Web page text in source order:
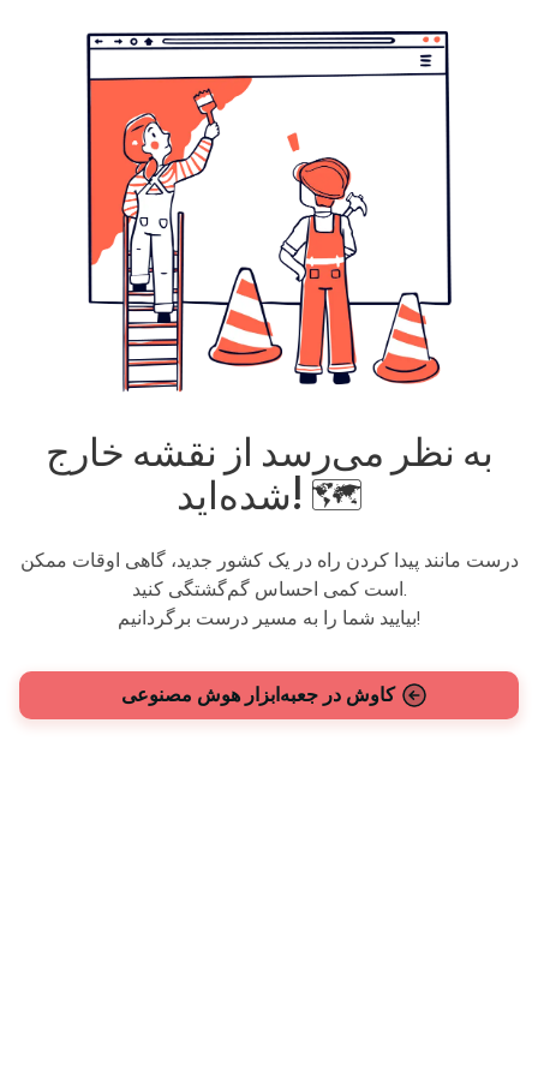
به نظر می‌رسد از نقشه خارج
شده‌اید! 🗺️
درست مانند پیدا کردن راه در یک کشور جدید، گاهی اوقات ممکن
است کمی احساس گم‌گشتگی کنید.
بیایید شما را به مسیر درست برگردانیم!
کاوش در جعبه‌ابزار هوش مصنوعی